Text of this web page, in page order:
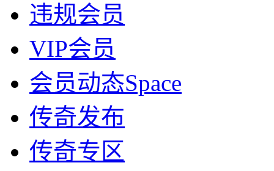
违规会员
VIP会员
会员动态Space
传奇发布
传奇专区